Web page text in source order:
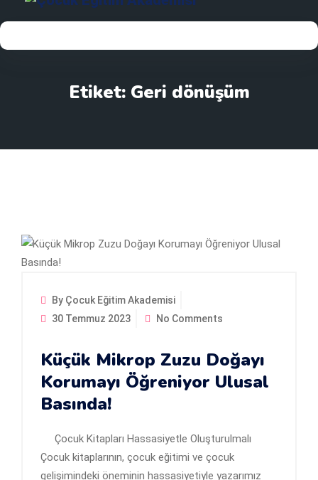
Etiket: Geri dönüşüm
By Çocuk Eğitim Akademisi
30 Temmuz 2023
No Comments
Küçük Mikrop Zuzu Doğayı
Korumayı Öğreniyor Ulusal
Basında!
Çocuk Kitapları Hassasiyetle Oluşturulmalı
Çocuk kitaplarının, çocuk eğitimi ve çocuk
gelişimindeki öneminin hassasiyetiyle yazarımız